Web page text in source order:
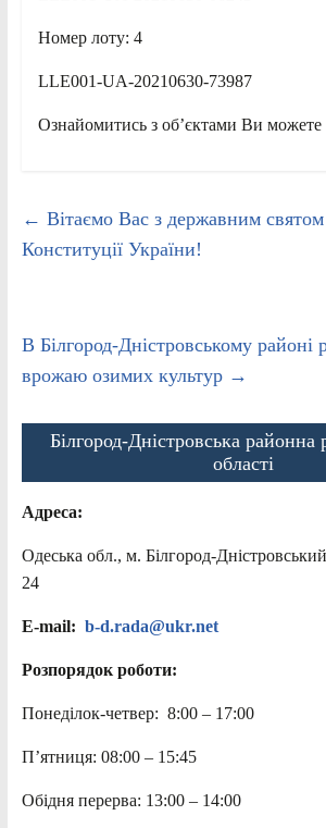
Номер лоту: 4
LLE001-UA-20210630-73987
Ознайомитись з об’єктами Ви
← Вітаємо Вас з державним
Конституції України!
В Білгород-Дністровському районі
врожаю озимих культур →
Білгород-Дністровська районна
області
Адреса:
Одеська обл., м. Білгород-
24
E-mail: b-d.rada@ukr.net
Розпорядок роботи:
Понеділок-четвер: 8:00 – 17:00
П’ятниця: 08:00 – 15:45
Обідня перерва: 13:00 – 14:00